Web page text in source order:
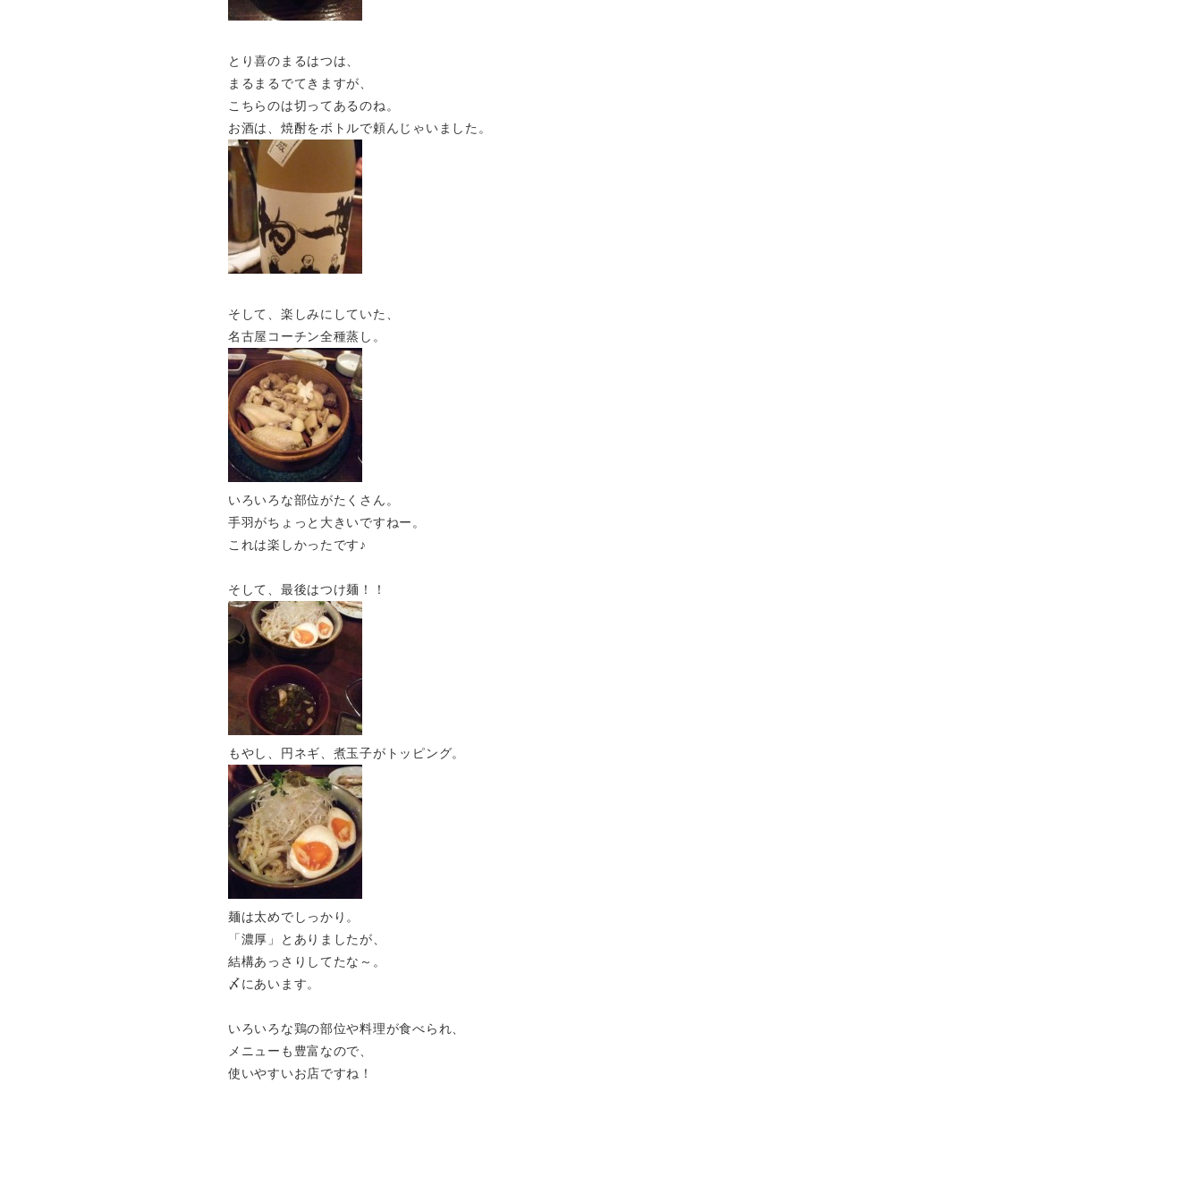
とり喜のまるはつは、
まるまるでてきますが、
こちらのは切ってあるのね。
お酒は、焼酎をボトルで頼んじゃいました。
そして、楽しみにしていた、
名古屋コーチン全種蒸し。
いろいろな部位がたくさん。
手羽がちょっと大きいですねー。
これは楽しかったです♪
そして、最後はつけ麺！！
もやし、円ネギ、煮玉子がトッピング。
麺は太めでしっかり。
「濃厚」とありましたが、
結構あっさりしてたな～。
〆にあいます。
いろいろな鶏の部位や料理が食べられ、
メニューも豊富なので、
使いやすいお店ですね！